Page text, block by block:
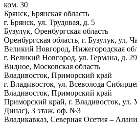
ком. 30
Брянск, Брянская область
г. Брянск, ул. Трудовая, д. 5
Бузулук, Оренбургская область
Оренбургская область, г. Бузулук, ул.
Великий Новгород, Нижегородская
г. Великий Новгород, ул. Германа, д.
Видное, Московская область
Владивосток, Приморский край
г. Владивосток, ул. Всеволода
Владивосток, Приморский край
Приморский край, г. Владивосток, ул.
Динас), 3 этаж, оф. №3
Владикавказ, Северная Осетия –